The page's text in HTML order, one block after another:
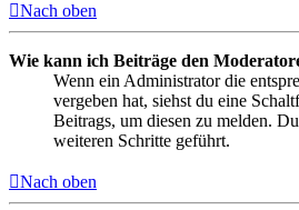
Nach oben
Wie kann ich Beiträge den
Wenn ein Administrator die
vergeben hat, siehst du eine
Beitrags, um diesen zu melden.
weiteren Schritte geführt.
Nach oben